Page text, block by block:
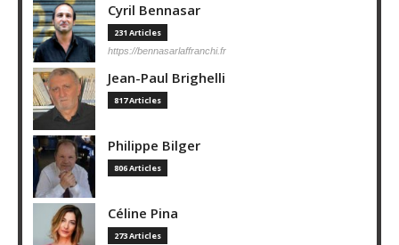
Cyril Bennasar
231 Articles
https://bennasarlaffranchi.fr
Jean-Paul Brighelli
817 Articles
Philippe Bilger
806 Articles
Céline Pina
273 Articles